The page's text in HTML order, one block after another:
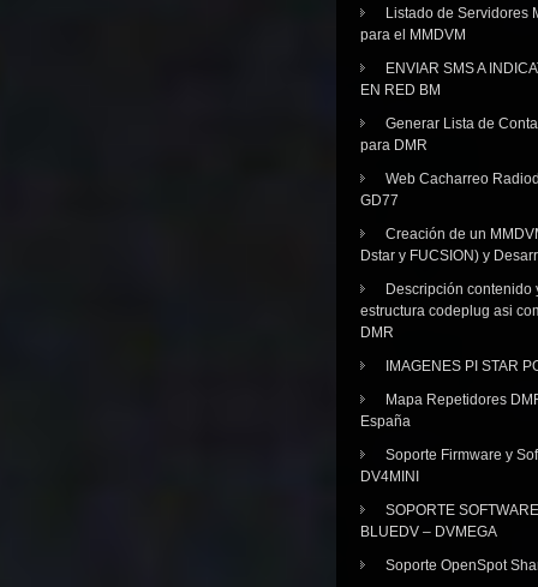
Listado de Servidores
para el MMDVM
ENVIAR SMS A
EN RED BM
Generar Lista de
para DMR
Web Cacharreo
GD77
Creación de un
Dstar y FUCSION) y
Descripción contenido
estructura codeplug asi
DMR
IMAGENES PI STAR
Mapa Repetidores
España
Soporte Firmware y
DV4MINI
SOPORTE SOFTWARE
BLUEDV – DVMEGA
Soporte OpenSpot